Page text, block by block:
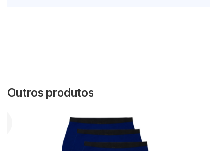
Outros produtos